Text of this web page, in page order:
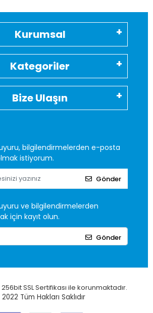
Kurumsal
Kategoriler
Bize Ulaşın
bilgilendirmelerden e-posta
istiyorum.
Gönder
ve bilgilendirmelerden
için kayıt olun.
Gönder
SSL Sertifikası ile korunmaktadır.
Tüm Hakları Saklıdır